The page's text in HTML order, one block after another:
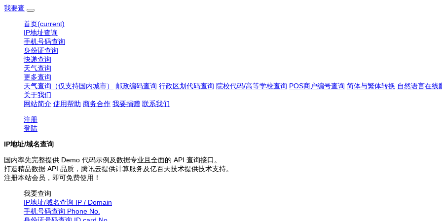
我要查
首页(current)
IP地址查询
手机号码查询
身份证查询
快递查询
天气查询
更多查询
天气查询（仅支持国内城市）
邮政编码查询 行政区划代码查询 院校代码/高等学校查询 POS商户编号查询 简体与繁体转换 自然语言在线
关于我们
网站简介 使用帮助 商务合作 我要捐赠 联系我们
注册
登陆
IP地址/域名查询
国内率先完整提供 Demo 代码示例及数据专业且全面的 API 查询接口。
打造精品数据 API 品质，腾讯云提供计算服务及亿百天技术提供技术支持。
注册本站会员，即可免费使用！
我要查询
IP地址/域名查询 IP / Domain
手机号码查询 Phone No.